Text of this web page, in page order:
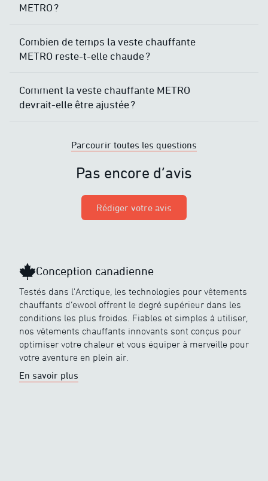
METRO ?
Combien de temps la veste chauffante
METRO reste-t-elle chaude ?
Comment la veste chauffante METRO
devrait-elle être ajustée ?
Parcourir toutes les questions
Pas encore d’avis
Rédiger votre avis
Conception canadienne
Testés dans l'Arctique, les technologies pour vêtements
chauffants d’ewool offrent le degré supérieur dans les
conditions les plus froides. Fiables et simples à utiliser,
nos vêtements chauffants innovants sont conçus pour
optimiser votre chaleur et vous équiper à merveille pour
votre aventure en plein air.
En savoir plus